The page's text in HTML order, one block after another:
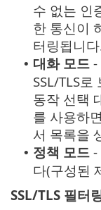
수 없는 인
한 통신이
터링됩니
• 대화 모드 -
SSL/TLS
동작 선택
를 사용하
서 목록을
• 정책 모드 -
다(구성된
SSL/TLS 필터